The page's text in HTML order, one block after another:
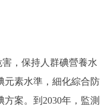
，保持人群碘營養水
元素水準，細化綜合防
案。到2030年，監測